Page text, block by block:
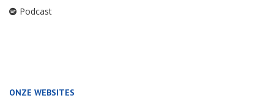
Podcast
ONZE WEBSITES